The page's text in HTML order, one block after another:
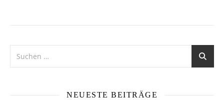
NEUESTE BEITRÄGE